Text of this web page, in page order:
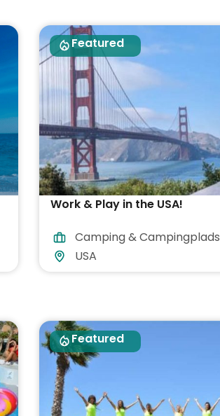
Featured
Work & Play in the USA!
Camping & Campingplads
USA
Featured